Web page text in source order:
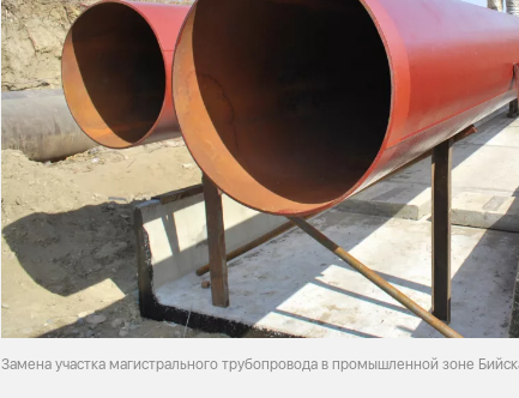
Замена участка магистрального трубопровода в промышленной зоне